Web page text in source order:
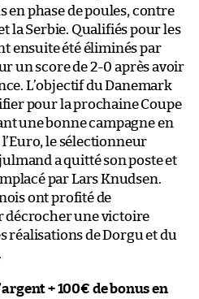
en phase de poules, contre
la Serbie. Qualifiés pour les
ensuite été éliminés par
un score de 2-0 après avoir
L’objectif du Danemark
pour la prochaine Coupe
une bonne campagne en
le sélectionneur
a quitté son poste et
par Lars Knudsen.
ont profité de
décrocher une victoire
réalisations de Dorgu et du
+ 100€ de bonus en